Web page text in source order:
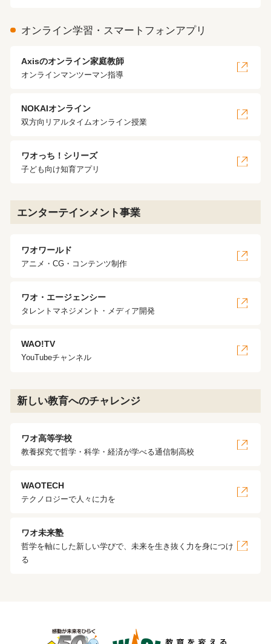
オンライン学習・スマートフォンアプリ
Axisのオンライン家庭教師
オンラインマンツーマン指導
NOKAIオンライン
双方向リアルタイムオンライン授業
ワオっち！シリーズ
子ども向け知育アプリ
エンターテインメント事業
ワオワールド
アニメ・CG・コンテンツ制作
ワオ・エージェンシー
タレントマネジメント・メディア開発
WAO!TV
YouTubeチャンネル
新しい教育へのチャレンジ
ワオ高等学校
教養探究で哲学・科学・経済が学べる通信制高校
WAOTECH
テクノロジーで人々に力を
ワオ未来塾
哲学を軸にした新しい学びで、未来を生き抜く力を身につけ
る